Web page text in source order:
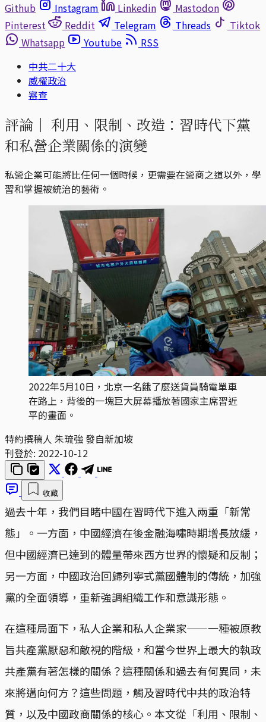
Github
Instagram Linkedin
Mastodon
Pinterest
Reddit Telegram Threads
Tiktok
Whatsapp
Youtube
RSS
中共二十大
威權政治
審查
評論｜ 利用、限制、改造：習時代下黨
和私營企業關係的演變
私營企業可能將比任何一個時候，更需要在營商之道以外，學
習和掌握被統治的藝術。
2022年5月10日，北京一名餓了麼送貨員騎電單車
在路上，背後的一塊巨大屏幕播放著國家主席習近
平的畫面。
特約撰稿人 朱琉強 發自新加坡
刊登於: 2022-10-12
收藏
過去十年，我們目睹中國在習時代下進入兩重「新常
態」。一方面，中國經濟在後金融海嘯時期增長放緩，
但中國經濟已達到的體量帶來西方世界的懷疑和反制；
另一方面，中國政治回歸列寧式黨國體制的傳統，加強
黨的全面領導，重新強調組織工作和意識形態。
在這種局面下，私人企業和私人企業家——一種被原教
旨共產黨厭惡和敵視的階級，和當今世界上最大的執政
共產黨有著怎樣的關係？這種關係和過去有何異同，未
來將邁向何方？這些問題，觸及習時代中共的政治特
質，以及中國政商關係的核心。本文從「利用、限制、